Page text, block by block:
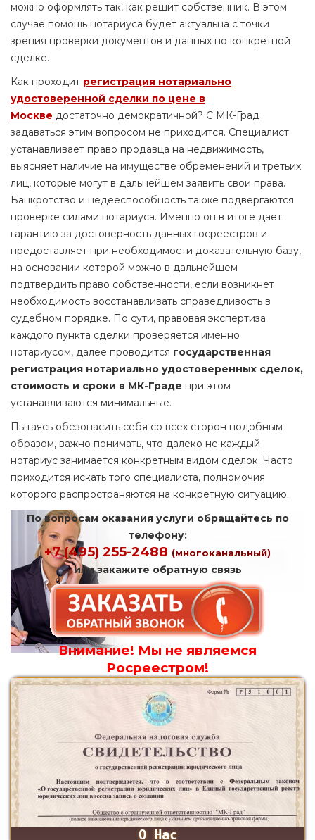
можно оформлять так, как решит собственник. В этом
случае помощь нотариуса будет актуальна с точки
зрения проверки документов и данных по конкретной
сделке.
Как проходит регистрация нотариально
удостоверенной сделки по цене в
Москве достаточно демократичной? С МК-Град
задаваться этим вопросом не приходится. Специалист
устанавливает право продавца на недвижимость,
выясняет наличие на имуществе обременений и третьих
лиц, которые могут в дальнейшем заявить свои права.
Банкротство и недееспособность также подвергаются
проверке силами нотариуса. Именно он в итоге дает
гарантию за достоверность данных госреестров и
предоставляет при необходимости доказательную базу,
на основании которой можно в дальнейшем
подтвердить право собственности, если возникнет
необходимость восстанавливать справедливость в
судебном порядке. По сути, правовая экспертиза
каждого пункта сделки проверяется именно
нотариусом, далее проводится государственная
регистрация нотариально удостоверенных сделок,
стоимость и сроки в МК-Граде при этом
устанавливаются минимальные.
Пытаясь обезопасить себя со всех сторон подобным
образом, важно понимать, что далеко не каждый
нотариус занимается конкретным видом сделок. Часто
приходится искать того специалиста, полномочия
которого распространяются на конкретную ситуацию.
По вопросам оказания услуги обращайтесь по
телефону:
+7 (495) 255-2488 (многоканальный)
или закажите обратную связь
Внимание! Мы не являемся
Росреестром!
О Нас